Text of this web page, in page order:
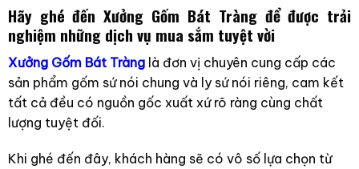
Hãy ghé đến Xưởng Gốm Bát Tràng để được trải
nghiệm những dịch vụ mua sắm tuyệt vời
Xưởng Gốm Bát Trànglà đơn vị chuyên cung cấp các
sản phẩm gốm sứ nói chung và ly sứ nói riêng, cam kết
tất cả đều có nguồn gốc xuất xứ rõ ràng cùng chất
lượng tuyệt đối.
Khi ghé đến đây, khách hàng sẽ có vô số lựa chọn từ